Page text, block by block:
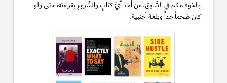
بالخوف، كم في السَّابق، من أخذ أيِّ كتابٍ والشّروع بقراءته، حتى ولو
كان ضخماً جداً وبلغة أجنبية.